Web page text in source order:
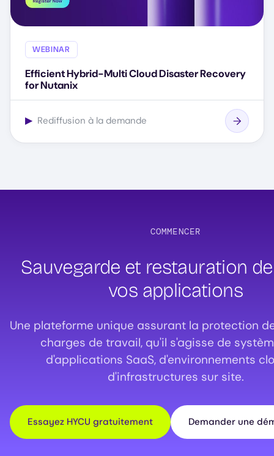
WEBINAR
Efficient Hybrid-Multi Cloud Disaster Recovery
for Nutanix
▶ Rediffusion à la demande
COMMENCER
Sauvegarde et restauration
vos applications
Une plateforme unique assurant la protection
charges de travail, qu'il s'agisse de
d'applications SaaS, d'environnements
d'infrastructures sur site.
Essayez HYCU gratuitement Demander une